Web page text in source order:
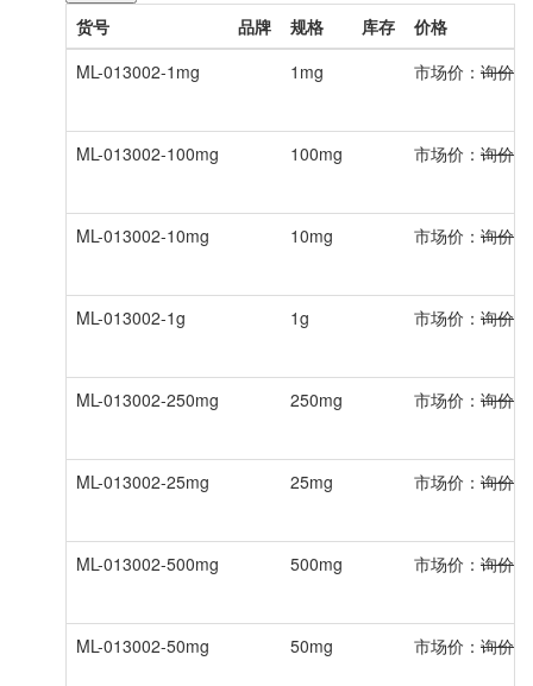
货号
品牌 规格 库存
价格
ML-013002-1mg
1mg 市场价： 询价
ML-013002-100mg 100mg 市场价： 询价
ML-013002-10mg 10mg 市场价： 询价
ML-013002-1g 1g 市场价： 询价
ML-013002-250mg 250mg 市场价： 询价
ML-013002-25mg 25mg 市场价： 询价
ML-013002-500mg 500mg 市场价： 询价
ML-013002-50mg 50mg 市场价： 询价